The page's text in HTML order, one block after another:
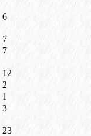
6
7
7
12
2
1
3
23